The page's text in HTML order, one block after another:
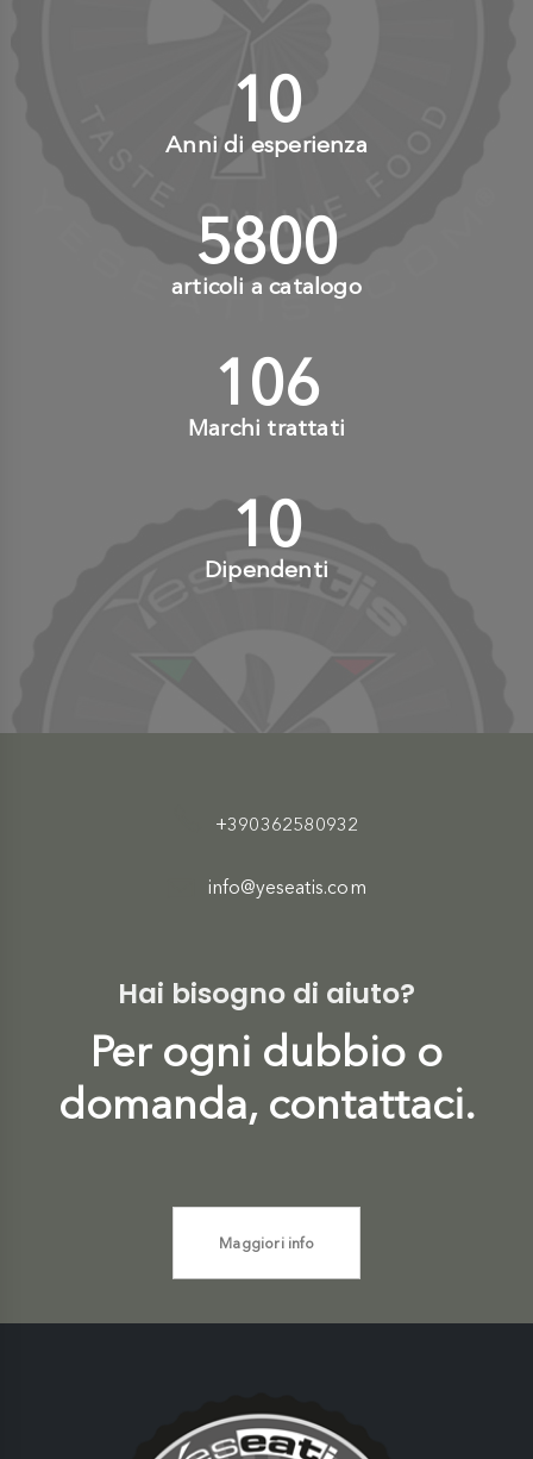
10+
Anni di esperienza
6000+
articoli a catalogo
110+
Marchi trattati
10+
Dipendenti
+390362580932
info@yeseatis.com
Hai bisogno di aiuto?
Per ogni dubbio o
domanda, contattaci.
Maggiori info